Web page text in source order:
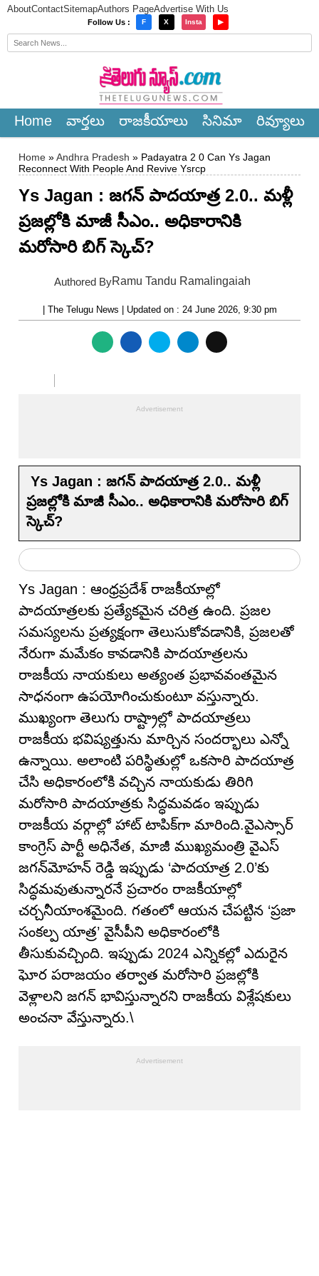
AboutContactSitemapAuthors PageAdvertise With Us
Follow Us : F X Insta ▶
Home వార్త‌లు రాజ‌కీయాలు సినిమా రివ్యూలు
Home »Andhra Pradesh » Padayatra 2 0 Can Ys Jagan
Reconnect With People And Revive Ysrcp
Ys Jagan : జగన్ పాదయాత్ర 2.0.. మళ్లీ
ప్రజల్లోకి మాజీ సీఎం.. అధికారానికి
మరోసారి బిగ్ స్కెచ్?
Authored ByRamu Tandu Ramalingaiah
| The Telugu News | Updated on : 24 June 2026, 9:30 pm
Ys Jagan : జగన్ పాదయాత్ర 2.0.. మళ్లీ
ప్రజల్లోకి మాజీ సీఎం.. అధికారానికి మరోసారి బిగ్
స్కెచ్?
Ys Jagan : ఆంధ్రప్రదేశ్ రాజకీయాల్లో
పాదయాత్రలకు ప్రత్యేకమైన చరిత్ర ఉంది. ప్రజల
సమస్యలను ప్రత్యక్షంగా తెలుసుకోవడానికి, ప్రజలతో
నేరుగా మమేకం కావడానికి పాదయాత్రలను
రాజకీయ నాయకులు అత్యంత ప్రభావవంతమైన
సాధనంగా ఉపయోగించుకుంటూ వస్తున్నారు.
ముఖ్యంగా తెలుగు రాష్ట్రాల్లో పాదయాత్రలు
రాజకీయ భవిష్యత్తును మార్చిన సందర్భాలు ఎన్నో
ఉన్నాయి. అలాంటి పరిస్థితుల్లో ఒకసారి పాదయాత్ర
చేసి అధికారంలోకి వచ్చిన నాయకుడు తిరిగి
మరోసారి పాదయాత్రకు సిద్ధమవడం ఇప్పుడు
రాజకీయ వర్గాల్లో హాట్ టాపిక్‌గా మారింది.వైఎస్సార్
కాంగ్రెస్ పార్టీ అధినేత, మాజీ ముఖ్యమంత్రి వైఎస్
జగన్‌మోహన్ రెడ్డి ఇప్పుడు ‘పాదయాత్ర 2.0’కు
సిద్ధమవుతున్నారనే ప్రచారం రాజకీయాల్లో
చర్చనీయాంశమైంది. గతంలో ఆయన చేపట్టిన ‘ప్రజా
సంకల్ప యాత్ర’ వైసీపీని అధికారంలోకి
తీసుకువచ్చింది. ఇప్పుడు 2024 ఎన్నికల్లో ఎదురైన
ఘోర పరాజయం తర్వాత మరోసారి ప్రజల్లోకి
వెళ్లాలని జగన్ భావిస్తున్నారని రాజకీయ విశ్లేషకులు
అంచనా వేస్తున్నారు.\